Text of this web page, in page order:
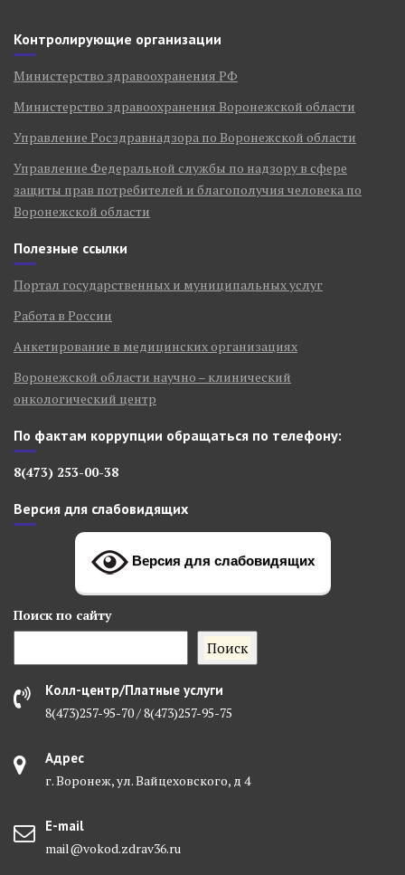
Контролирующие организации
Министерство здравоохранения РФ
Министерство здравоохранения Воронежской области
Управление Росздравнадзора по Воронежской области
Управление Федеральной службы по надзору в сфере
защиты прав потребителей и благополучия человека по
Воронежской области
Полезные ссылки
Портал государственных и муниципальных услуг
Работа в России
Анкетирование в медицинских организациях
Воронежской области научно – клинический
онкологический центр
По фактам коррупции обращаться по телефону:
8(473) 253-00-38
Версия для слабовидящих
Версия для слабовидящих
Поиск по сайту
Поиск
Колл-центр/Платные услуги
8(473)257-95-70 / 8(473)257-95-75
Адрес
г. Воронеж, ул. Вайцеховского, д 4
E-mail
mail@vokod.zdrav36.ru